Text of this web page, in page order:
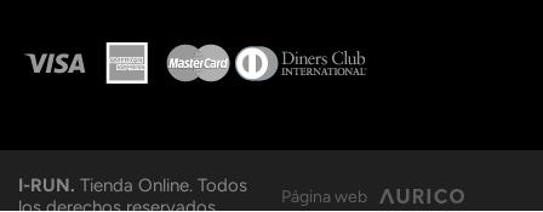
I-RUN. Tienda Online. Todos
los derechos reservados.
Página web